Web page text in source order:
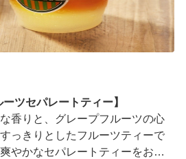
ツセパレートティー】
香りと、グレープフルーツの心
っきりとしたフルーツティーで
やかなセパレートティーをお楽